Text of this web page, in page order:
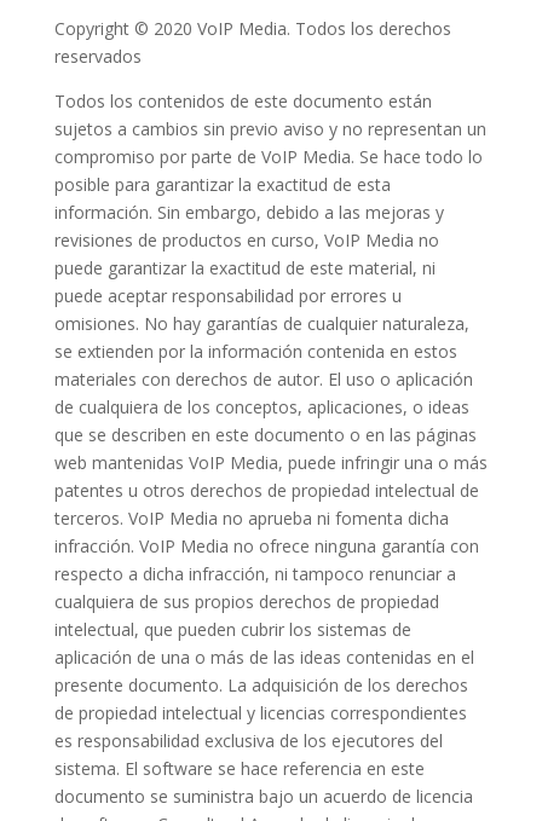
Copyright © 2020 VoIP Media. Todos los derechos
reservados
Todos los contenidos de este documento están
sujetos a cambios sin previo aviso y no representan un
compromiso por parte de VoIP Media. Se hace todo lo
posible para garantizar la exactitud de esta
información. Sin embargo, debido a las mejoras y
revisiones de productos en curso, VoIP Media no
puede garantizar la exactitud de este material, ni
puede aceptar responsabilidad por errores u
omisiones. No hay garantías de cualquier naturaleza,
se extienden por la información contenida en estos
materiales con derechos de autor. El uso o aplicación
de cualquiera de los conceptos, aplicaciones, o ideas
que se describen en este documento o en las páginas
web mantenidas VoIP Media, puede infringir una o más
patentes u otros derechos de propiedad intelectual de
terceros. VoIP Media no aprueba ni fomenta dicha
infracción. VoIP Media no ofrece ninguna garantía con
respecto a dicha infracción, ni tampoco renunciar a
cualquiera de sus propios derechos de propiedad
intelectual, que pueden cubrir los sistemas de
aplicación de una o más de las ideas contenidas en el
presente documento. La adquisición de los derechos
de propiedad intelectual y licencias correspondientes
es responsabilidad exclusiva de los ejecutores del
sistema. El software se hace referencia en este
documento se suministra bajo un acuerdo de licencia